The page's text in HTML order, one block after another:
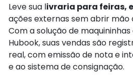
Leve sua livraria para feiras,
ações externas sem abrir mão
Com a solução de
Hubook, suas vendas são
real, com emissão de nota e
e ao sistema de consignação.